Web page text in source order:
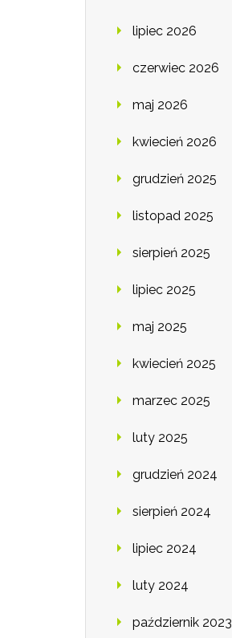
lipiec 2026
czerwiec 2026
maj 2026
kwiecień 2026
grudzień 2025
listopad 2025
sierpień 2025
lipiec 2025
maj 2025
kwiecień 2025
marzec 2025
luty 2025
grudzień 2024
sierpień 2024
lipiec 2024
luty 2024
październik 2023